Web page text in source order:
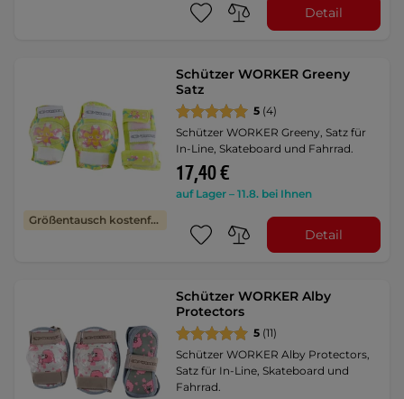
Detail
Größentausch kostenfrei
Schützer WORKER Greeny
Satz
5 (4)
Schützer WORKER Greeny, Satz für
In-Line, Skateboard und Fahrrad.
17,40 €
auf Lager – 11.8. bei Ihnen
Detail
Schützer WORKER Alby
Protectors
5 (11)
Schützer WORKER Alby Protectors,
Satz für In-Line, Skateboard und
Fahrrad.